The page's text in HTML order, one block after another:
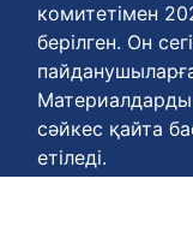
комитетімен
берілген. Он
сәйкес қайта
етіледі.